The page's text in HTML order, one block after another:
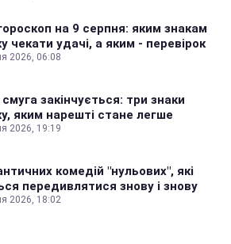
на 9 серпня: яким знакам
чекати удачі, а яким - перевірок
2026, 06:08
закінчується: три знаки
яким нарешті стане легше
2026, 19:19
комедій "нульових", які
передивлятися знову і знову
2026, 18:02